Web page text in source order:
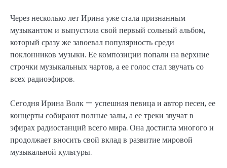
Через несколько лет Ирина уже стала признанным
музыкантом и выпустила свой первый сольный альбом,
который сразу же завоевал популярность среди
поклонников музыки. Ее композиции попали на верхние
строчки музыкальных чартов, а ее голос стал звучать со
всех радиоэфиров.
Сегодня Ирина Волк — успешная певица и автор песен, ее
концерты собирают полные залы, а ее треки звучат в
эфирах радиостанций всего мира. Она достигла многого и
продолжает вносить свой вклад в развитие мировой
музыкальной культуры.